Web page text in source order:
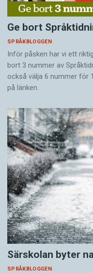
Ge bort
SPRÅKBLOGGEN
Inför påsken har vi ett
bort 3 nummer av
också välja 6 nummer för
på länken.
Särskolan byter
SPRÅKBLOGGEN